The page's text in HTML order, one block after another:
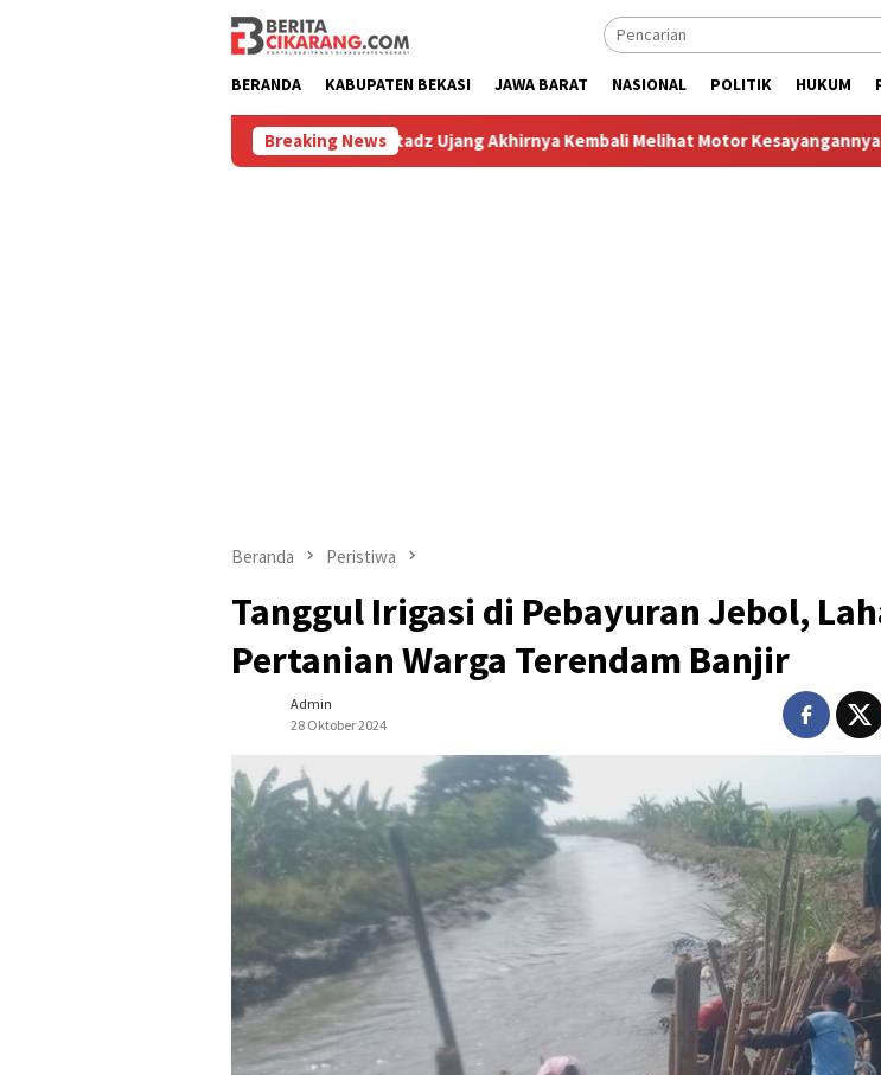
BERANDA KABUPATEN BEKASI JAWA BARAT NASIONAL POLITIK HUKUM
Breaking News
Hilang 5 Bulan, Ustadz Ujang Akhirnya Kembali Melihat Motor Kesayangannya
Beranda Peristiwa
Tanggul Irigasi di Pebayuran Jebol,
Pertanian Warga Terendam Banjir
Admin
28 Oktober 2024